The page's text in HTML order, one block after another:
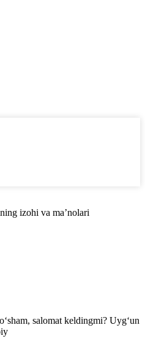
izohi va ma’nolari
salomat keldingmi? Uygʻun